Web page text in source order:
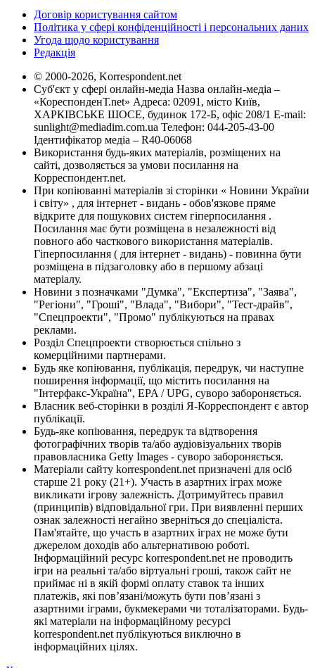
Договір користування сайтом
Політика у сфері конфіденційності і персональних даних
Угода щодо користування
Редакція
© 2000-2026, Korrespondent.net
Суб'єкт у сфері онлайн-медіа Назва онлайн-медіа –
«КореспонденТ.net» Адреса: 02091, місто Київ,
ХАРКІВСЬКЕ ШОСЕ, будинок 172-Б, офіс 208/1 E-mail:
sunlight@mediadim.com.ua Телефон: 044-205-43-00
Ідентифікатор медіа – R40-06068
Використання будь-яких матеріалів, розміщених на
сайті, дозволяється за умови посилання на
Корреспондент.net.
При копіюванні матеріалів зі сторінки « Новини України
і світу» , для інтернет - видань - обов'язкове пряме
відкрите для пошукових систем гіперпосилання .
Посилання має бути розміщена в незалежності від
повного або часткового використання матеріалів.
Гіперпосилання ( для інтернет - видань) - повинна бути
розміщена в підзаголовку або в першому абзаці
матеріалу.
Новини з позначками "Думка", "Експертиза", "Заява",
"Регіони", "Гроші", "Влада", "Вибори", "Тест-драйв",
"Спецпроекти", "Промо" публікуються на правах
реклами.
Розділ Спецпроекти створюється спільно з
комерційними партнерами.
Будь яке копіювання, публікація, передрук, чи наступне
поширення інформації, що містить посилання на
"Інтерфакс-Україна", EPA / UPG, суворо забороняється.
Власник веб-сторінки в розділі Я-Корреспондент є автор
публікації.
Будь-яке копіювання, передрук та відтворення
фотографічних творів та/або аудіовізуальних творів
правовласника Getty Images - суворо забороняється.
Матеріали сайту korrespondent.net призначені для осіб
старше 21 року (21+). Участь в азартних іграх може
викликати ігрову залежність. Дотримуйтесь правил
(принципів) відповідальної гри. При виявленні перших
ознак залежності негайно зверніться до спеціаліста.
Пам'ятайте, що участь в азартних іграх не може бути
джерелом доходів або альтернативою роботі.
Інформаційний ресурс korrespondent.net не проводить
ігри на реальні та/або віртуальні гроші, також сайт не
приймає ні в якій формі оплату ставок та інших
платежів, які пов’язані/можуть бути пов’язані з
азартними іграми, букмекерами чи тоталізаторами. Будь-
які матеріали на інформаційному ресурсі
korrespondent.net публікуються виключно в
інформаційних цілях.